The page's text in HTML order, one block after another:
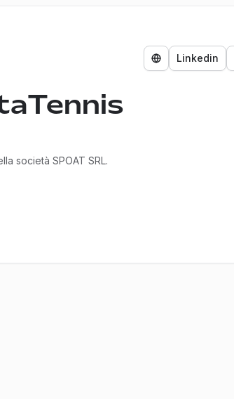
Linkedin
società SPOAT SRL.